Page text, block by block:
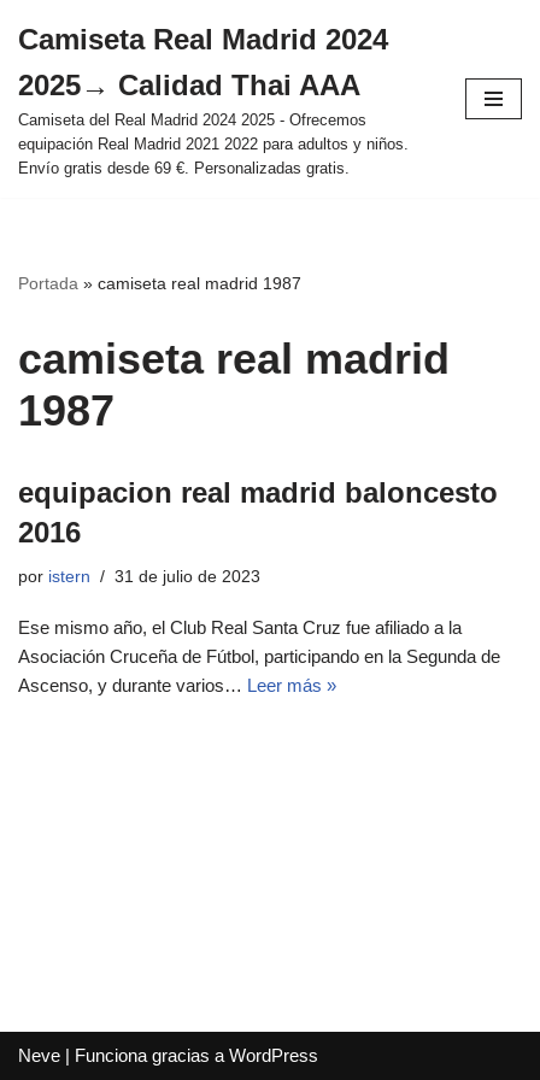
al
contenido
Camiseta Real Madrid 2024
2025→ Calidad Thai AAA
Camiseta del Real Madrid 2024 2025 - Ofrecemos
equipación Real Madrid 2021 2022 para adultos y niños.
Envío gratis desde 69 €. Personalizadas gratis.
Portada » camiseta real madrid 1987
camiseta real madrid
1987
equipacion real madrid baloncesto
2016
por istern 31 de julio de 2023
Ese mismo año, el Club Real Santa Cruz fue afiliado a la
Asociación Cruceña de Fútbol, participando en la Segunda de
Ascenso, y durante varios… Leer más »
Neve | Funciona gracias a WordPress